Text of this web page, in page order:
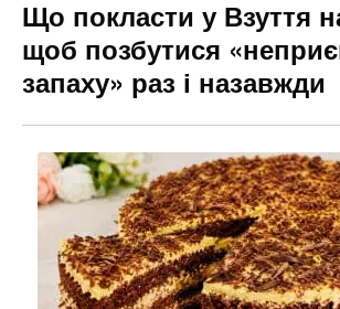
Що покласти у Взуття
щоб позбутися
запаху» раз і назавжди